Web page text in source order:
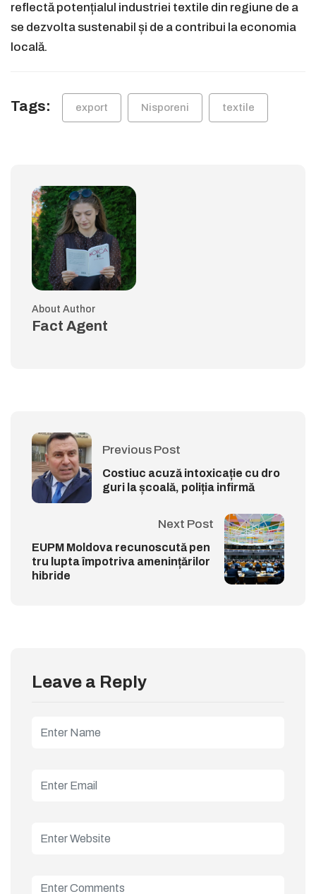
reflectă potențialul industriei textile din regiune de a
se dezvolta sustenabil și de a contribui la economia
locală.
Tags: export Nisporeni textile
About Author
Fact Agent
Previous Post
Costiuc acuză intoxicație cu dro
guri la școală, poliția infirmă
Next Post
EUPM Moldova recunoscută pen
tru lupta împotriva amenințărilor
hibride
Leave a Reply